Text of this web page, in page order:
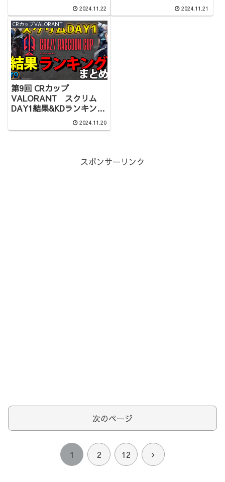
2024.11.22 2024.11.21
CRカップVALORANT
第9回 CRカップ
VALORANT スクリム
DAY1結果&KDランキング
2024.11.20
スポンサーリンク
次のページ
1 2 12
次